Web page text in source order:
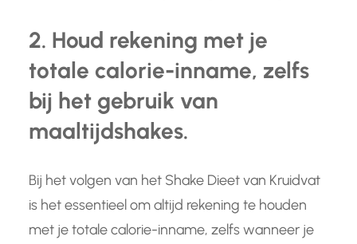
2. Houd rekening met je
totale calorie-inname, zelfs
bij het gebruik van
maaltijdshakes.
Bij het volgen van het Shake Dieet van Kruidvat
is het essentieel om altijd rekening te houden
met je totale calorie-inname, zelfs wanneer je